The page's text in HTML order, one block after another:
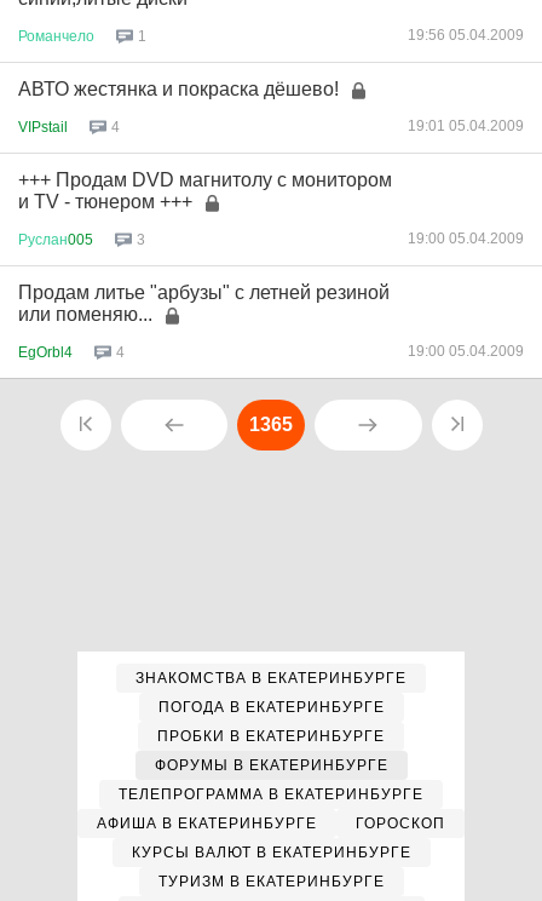
Романчело 1 19:56 05.04.2009
АВТО жестянка и покраска дёшево!
VIPstail 4 19:01 05.04.2009
+++ Продам DVD магнитолу с монитором
и TV - тюнером +++
Руслан005 3 19:00 05.04.2009
Продам литье "арбузы" с летней резиной
или поменяю...
EgOrbl4 4 19:00 05.04.2009
1365
ЗНАКОМСТВА В ЕКАТЕРИНБУРГЕ
ПОГОДА В ЕКАТЕРИНБУРГЕ
ПРОБКИ В ЕКАТЕРИНБУРГЕ
ФОРУМЫ В ЕКАТЕРИНБУРГЕ
ТЕЛЕПРОГРАММА В ЕКАТЕРИНБУРГЕ
АФИША В ЕКАТЕРИНБУРГЕ
ГОРОСКОП
КУРСЫ ВАЛЮТ В ЕКАТЕРИНБУРГЕ
ТУРИЗМ В ЕКАТЕРИНБУРГЕ